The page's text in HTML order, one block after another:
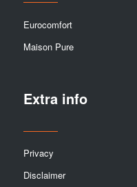
Eurocomfort
Maison Pure
Extra info
Privacy
Disclaimer